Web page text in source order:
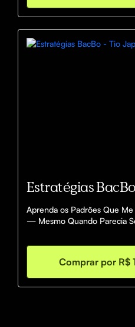
Estratégias
Aprenda os Padrões Que
— Mesmo Quando Parecia
Comprar por R$